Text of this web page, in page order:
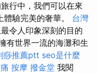
行中，我們可以在來
驗完美的奢華。 台灣
令人印象深刻的目的
有世界一流的海灘和生
痧推薦ptt seo是什麼
按摩 撥金堂 我閱